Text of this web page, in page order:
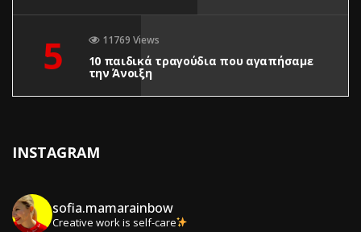
5 11769 Views
10 παιδικά τραγούδια που αγαπήσαμε
την Άνοιξη
INSTAGRAM
sofia.mamarainbow
Creative work is self-care